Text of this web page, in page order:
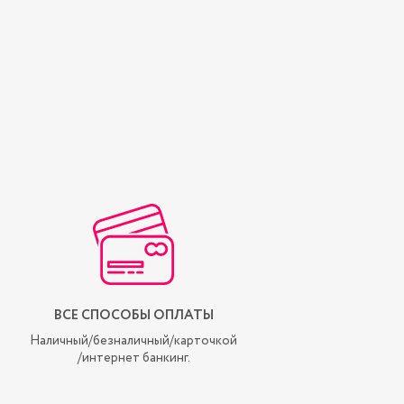
ВСЕ СПОСОБЫ ОПЛАТЫ
Наличный/безналичный/карточкой
/интернет банкинг.